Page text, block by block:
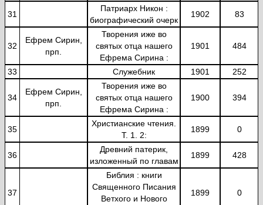
31
Патриарх Никон :
биографический очерк
1902 83
32
Ефрем Сирин,
прп.
Творения иже во
святых отца нашего
Ефрема Сирина :
1901 484
33 Служебник 1901 252
34
Ефрем Сирин,
прп.
Творения иже во
святых отца нашего
Ефрема Сирина :
1900 394
35
Христианские чтения.
Т. 1. 2:
1899 0
36
Древний патерик,
изложенный по главам
1899 428
37
Библия : книги
Священного Писания
Ветхого и Нового
1899 0